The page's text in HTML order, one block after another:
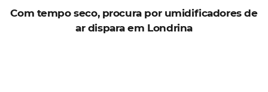
Com tempo seco, procura por umidificadores de
ar dispara em Londrina